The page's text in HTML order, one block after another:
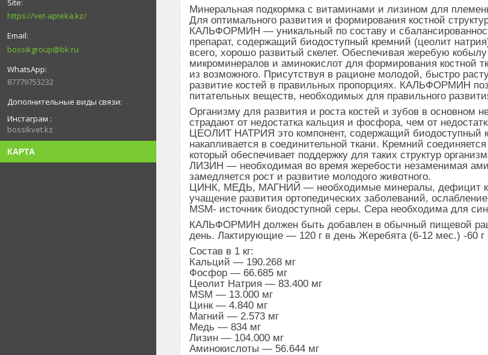
https://vet-apteka.kz/
bossikgroup@bk.ru
87779753232
Инстаграм
bossikvet.kz
КАРТА
Минеральная подкормка с витаминами и лизином для
Для оптимального развития и формирования костной
КАЛЬФОРМИН — уникальный по составу и
препарат, содержащий биодоступный кремний (цеолит
всего, хорошо развитый скелет. Обеспечивая жеребую
микроминералов и аминокислот для формирования
из возможного. Присутствуя в рационе молодой, быстро
развитие костей в правильных пропорциях. КАЛЬФОРМИН
питательных веществ, необходимых для правильного
Организму для развития и роста костей и зубов в
страдают от недостатка кальция и фосфора, чем от
ЦЕОЛИТ НАТРИЯ это компонент, содержащий биодоступный
накапливается в соединительной ткани. Кремний
который обеспечивает поддержку для таких структур
ЛИЗИН — необходимая во время жеребости незаменимая
замедляется рост и развитие молодого животного.
ЦИНК, МЕДЬ, МАГНИЙ — необходимые минералы, дефицит
учащение развития ортопедических заболеваний,
MSM- источник биодоступной серы. Сера необходима для
КАЛЬФОРМИН должен быть добавлен в обычный пищевой
день. Лактирующие — 120 г в день Жеребята (6-12 мес.) -60 г
Состав в 1 кг:
Кальций — 190.268 мг
Фосфор — 66.685 мг
Цеолит Натрия — 83.400 мг
MSM — 13.000 мг
Цинк — 4.840 мг
Магний — 2.573 мг
Медь — 834 мг
Лизин — 104.000 мг
Аминокислоты — 56.644 мг